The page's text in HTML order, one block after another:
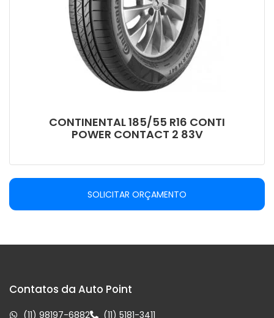
CONTINENTAL 185/55 R16 CONTI
POWER CONTACT 2 83V
SOLICITAR ORÇAMENTO
Contatos da Auto Point
(11) 98197-6882 (11) 5181-3411